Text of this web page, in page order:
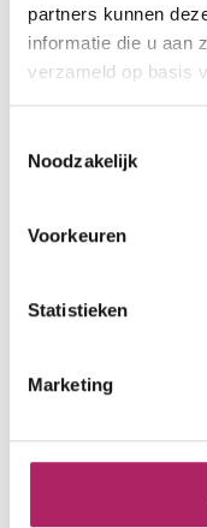
partners kunnen
informatie die u aan
verzameld op basis
Noodzakelijk
Voorkeuren
Statistieken
Marketing
ma
06:00 -
wo
06:00 -
vr
06:00 -
zo